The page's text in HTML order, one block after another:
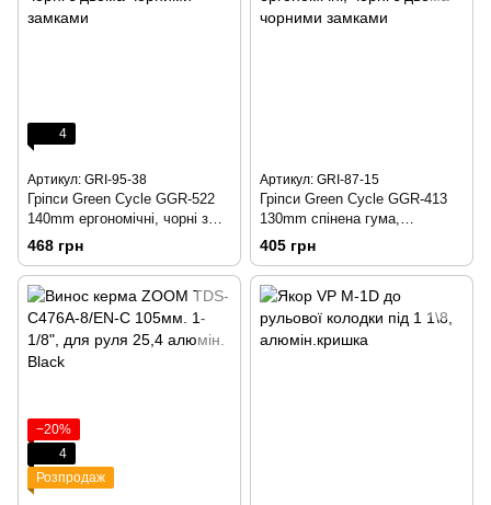
4
Артикул: GRI-95-38
Гріпси Green Cycle GGR-522
140mm ергономічні, чорні з
двома чорними замками
468 грн
Артикул: GRI-87-15
Гріпси Green Cycle GGR-413
130mm спінена гума,
ергономічні, чорні з двома
чорними замками
405 грн
−20%
4
Розпродаж